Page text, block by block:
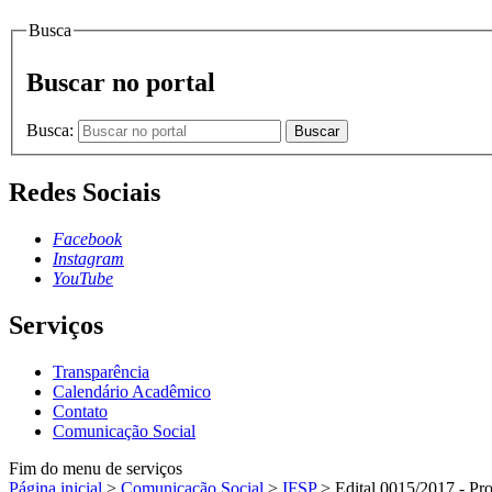
Busca
Buscar no portal
Busca: Buscar
Redes Sociais
Facebook
Instagram
YouTube
Serviços
Transparência
Calendário Acadêmico
Contato
Comunicação Social
Fim do menu de serviços
Página inicial > Comunicação Social > IFSP > Edital 0015/2017 -